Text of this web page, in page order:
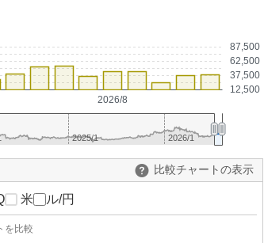
12,500
37,500
62,500
87,500
2026/8
2025/1 2026/1
比較チャートの表示
米ドル/円
を比較